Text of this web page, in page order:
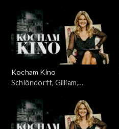
Kocham Kino
Schlöndorff, Gilliam,